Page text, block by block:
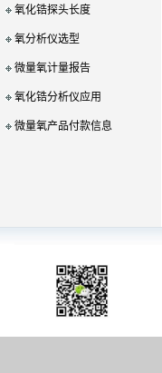
氧化锆探头长度
氧分析仪选型
微量氧计量报告
氧化锆分析仪应用
微量氧产品付款信息